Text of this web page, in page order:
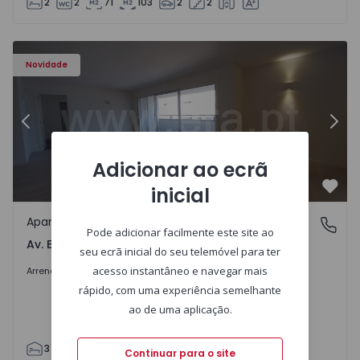
Novidade
Apartamento T3 Porto, Av. Boavista - 1575472 - 5
Anterior
Av. Boavista, Porto
Apartamento
Av. Boavista, Porto
Arrendar 2.300 €/mês
3 142 2 4
Adicionar ao ecrã
inicial
Pode adicionar facilmente este site ao
seu ecrã inicial do seu telemóvel para ter
acesso instantâneo e navegar mais
rápido, com uma experiência semelhante
ao de uma aplicação.
Continuar para o site